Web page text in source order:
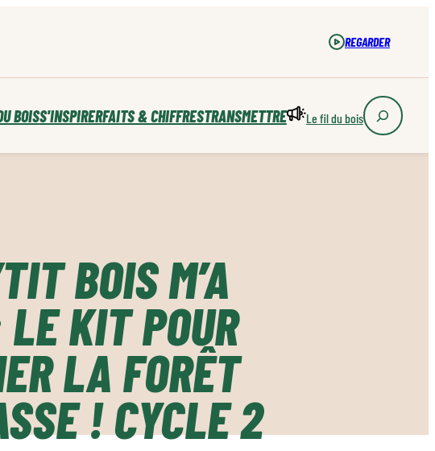
REGARDER
BOISS'INSPIRERFAITS & CHIFFRESTRANSMETTRE Le fil du bois
BOIS M’A
KIT POUR
LA FORÊT
! CYCLE 2